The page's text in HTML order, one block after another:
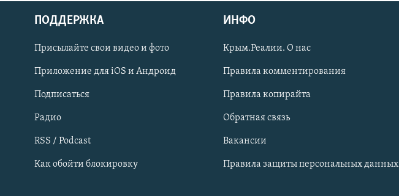
Українською
Qırımtatar
ПРИСОЕДИНЯЙТЕСЬ!
ПОДДЕРЖКА
Присылайте свои видео и фото
Приложение для iOS и Андроид
Подписаться
Радио
RSS / Podcast
Как обойти блокировку
ИНФО
Крым.Реалии. О нас
Правила комментирования
Правила копирайта
Обратная связь
Вакансии
Правила защиты персональных данных